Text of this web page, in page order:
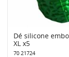
Dé silicone
XL x5
70 21724